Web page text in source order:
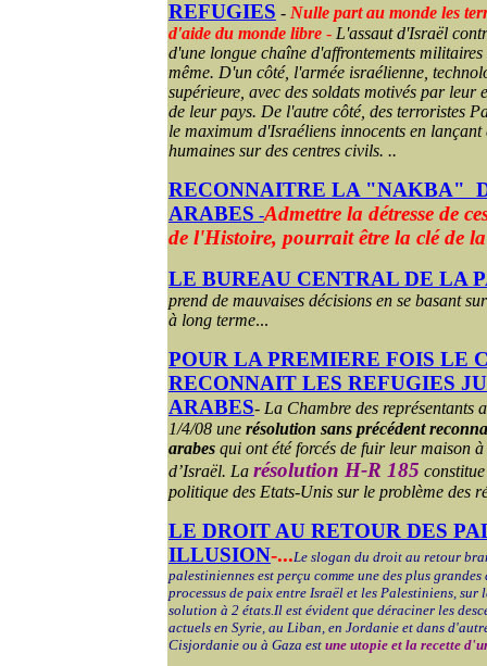
REFUGIES - Nulle part au monde les
d'aide du monde libre - L'assaut d'Israël
d'une longue chaîne d'affrontements
même. D'un côté, l'armée israélienne,
supérieure, avec des soldats motivés par leur
de leur pays. De l'autre côté, des terroristes
le maximum d'Israéliens innocents en lançant
humaines sur des centres civils. ..
RECONNAITRE LA "NAKBA"
ARABES -Admettre la détresse de
de l'Histoire, pourrait être la clé de
LE BUREAU CENTRAL DE LA
prend de mauvaises décisions en se basant
à long terme...
POUR LA PREMIERE FOIS LE
RECONNAIT LES REFUGIES
ARABES- La Chambre des représentants
1/4/08 une résolution sans précédent
arabes qui ont été forcés de fuir leur maison
d’Israël. La résolution H-R 185
politique des Etats-Unis sur le problème des
LE DROIT AU RETOUR DES
ILLUSION-...Le slogan du droit au retour
palestiniennes est perçu comme une des plus
processus de paix entre Israël et les Palestiniens,
solution à 2 états.Il est évident que déraciner les
actuels en Syrie, au Liban, en Jordanie et dans
Cisjordanie ou à Gaza est une utopie et la recette